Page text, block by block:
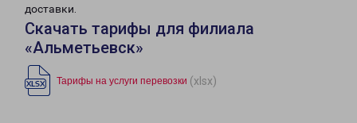
доставки.
Скачать тарифы для филиала
«Альметьевск»
Тарифы на услуги перевозки (xlsx)